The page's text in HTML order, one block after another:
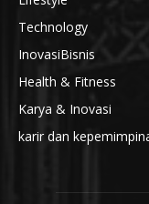
Technology
InovasiBisnis
Health & Fitness
Karya & Inovasi
karir dan